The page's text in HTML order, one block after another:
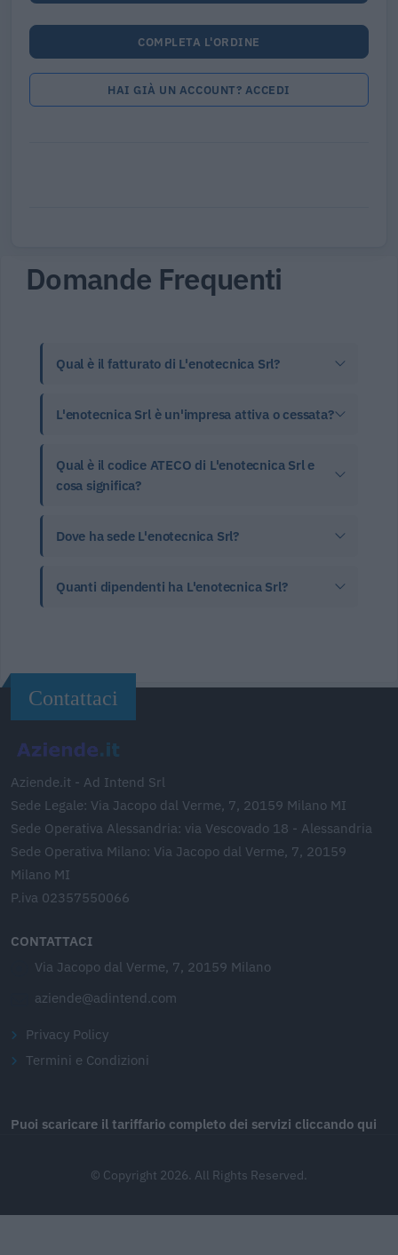
COMPLETA L'ORDINE
HAI GIÀ UN ACCOUNT? ACCEDI
Domande Frequenti
Qual è il fatturato di L'enotecnica Srl?
L'enotecnica Srl è un'impresa attiva o cessata?
Qual è il codice ATECO di L'enotecnica Srl e
cosa significa?
Dove ha sede L'enotecnica Srl?
Quanti dipendenti ha L'enotecnica Srl?
Contattaci
Aziende.it - Ad Intend Srl
Sede Legale: Via Jacopo dal Verme, 7, 20159 Milano MI
Sede Operativa Alessandria: via Vescovado 18 - Alessandria
Sede Operativa Milano: Via Jacopo dal Verme, 7, 20159
Milano MI
P.iva 02357550066
CONTATTACI
Via Jacopo dal Verme, 7, 20159 Milano
aziende@adintend.com
Privacy Policy
Termini e Condizioni
Puoi scaricare il tariffario completo dei servizi cliccando qui
© Copyright 2026. All Rights Reserved.